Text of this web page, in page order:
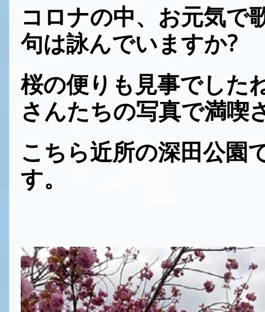
コロナの中、お元気
句は詠んでいますか?
桜の便りも見事でした
さんたちの写真で満喫
こちら近所の深田公園
す。